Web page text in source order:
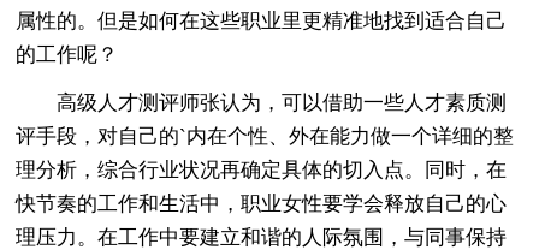
属性的。但是如何在这些职业里更精准地找到适合自己
的工作呢？
高级人才测评师张认为，可以借助一些人才素质测
评手段，对自己的`内在个性、外在能力做一个详细的整
理分析，综合行业状况再确定具体的切入点。同时，在
快节奏的工作和生活中，职业女性要学会释放自己的心
理压力。在工作中要建立和谐的人际氛围，与同事保持